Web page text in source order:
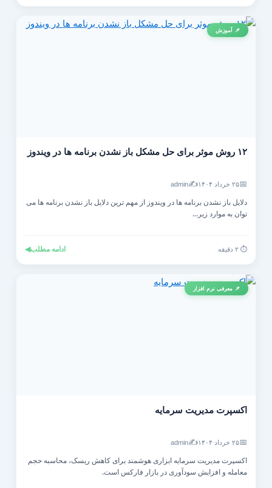
📌 آموزش
۱۲ روش موثر برای حل مشکل باز نشدن برنامه ها در ویندوز
۲۵ خرداد ۱۴۰۴ ✍️
admin
دلایل باز نشدن برنامه ها در ویندوز از مهم ترین دلایل باز نشدن برنامه ها می
توان به موارد زیر...
ادامه مطلب◀
📌 معرفی نرم افزار
اکسپرت مدیریت سرمایه
۲۵ خرداد ۱۴۰۴ ✍️
admin
اکسپرت مدیریت سرمایه ابزاری هوشمند برای کاهش ریسک، محاسبه حجم
معامله و افزایش سودآوری در بازار فارکس است.